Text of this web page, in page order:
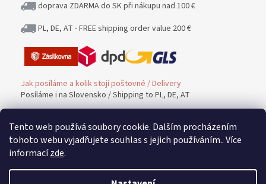
Tento web používá soubory cookie. Dalším procházením
tohoto webu vyjadřujete souhlas s jejich používáním.. Více
informacízde.
doprava ZDARMA do SK při nákupu nad 100 €
PL, DE, AT - FREE shipping order value 200 €
Jak posíláme a kolik stojí poštovné / Delivery
Posíláme i na Slovensko / Shipping to PL, DE, AT
Platba / PAYMENT
Možnost platby / Payment methods